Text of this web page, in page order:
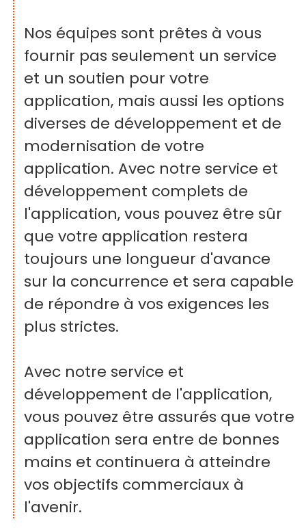
Nos équipes sont prêtes à vous
fournir pas seulement un service
et un soutien pour votre
application, mais aussi les options
diverses de développement et de
modernisation de votre
application. Avec notre service et
développement complets de
l'application, vous pouvez être sûr
que votre application restera
toujours une longueur d'avance
sur la concurrence et sera capable
de répondre à vos exigences les
plus strictes.
Avec notre service et
développement de l'application,
vous pouvez être assurés que votre
application sera entre de bonnes
mains et continuera à atteindre
vos objectifs commerciaux à
l'avenir.